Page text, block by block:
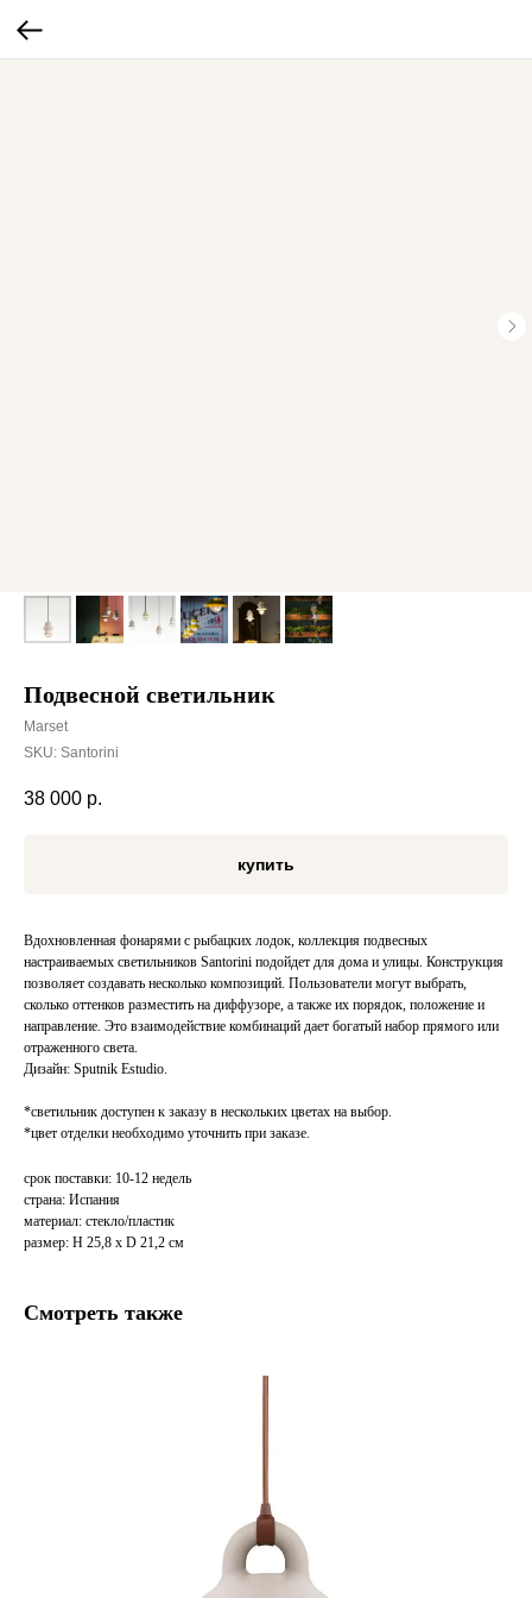
Подвесной светильник
Marset
SKU: Santorini
38 000 р.
купить
Вдохновленная фонарями с рыбацких лодок, коллекция подвесных
настраиваемых светильников Santorini подойдет для дома и улицы. Конструкция
позволяет создавать несколько композиций. Пользователи могут выбрать,
сколько оттенков разместить на диффузоре, а также их порядок, положение и
направление. Это взаимодействие комбинаций дает богатый набор прямого или
отраженного света.
Дизайн: Sputnik Estudio.
*светильник доступен к заказу в нескольких цветах на выбор.
*цвет отделки необходимо уточнить при заказе.
срок поставки: 10-12 недель
страна: Испания
материал: стекло/пластик
размер: H 25,8 x D 21,2 см
Смотреть также